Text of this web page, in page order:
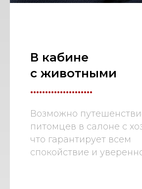
В кабине
с животными
.....................
Возможно
питомцев в салоне с
что гарантирует всем
спокойствие и